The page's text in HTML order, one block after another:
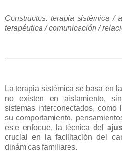
Constructos: terapia sistémica /
terapéutica / comunicación /
La terapia sistémica se basa en
no existen en aislamiento,
sistemas interconectados,
su comportamiento,
este enfoque, la técnica del
crucial en la facilitación del
dinámicas familiares.